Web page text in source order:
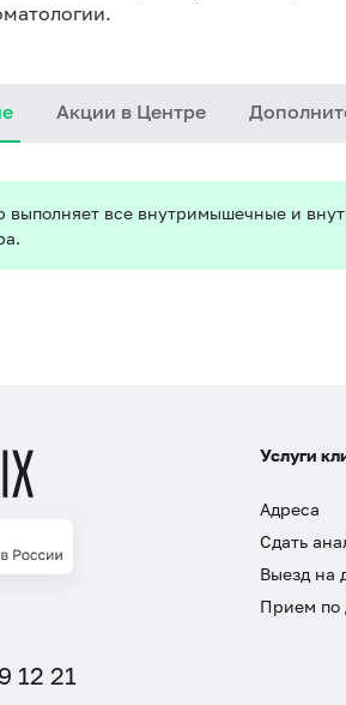
Акции в Центре
выполняет все внутримышечные и
12 21
Услуги
Адреса
Сдать
Выезд на
Прием